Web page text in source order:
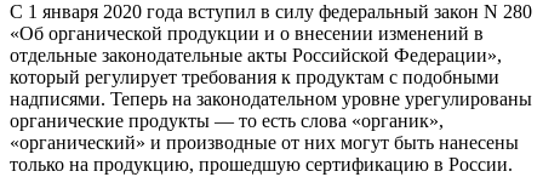
C 1 января 2020 года вступил в силу федеральный закон N 280
«Об органической продукции и о внесении изменений в
отдельные законодательные акты Российской Федерации»,
который регулирует требования к продуктам с подобными
надписями. Теперь на законодательном уровне урегулированы
органические продукты — то есть слова «органик»,
«органический» и производные от них могут быть нанесены
только на продукцию, прошедшую сертификацию в России.